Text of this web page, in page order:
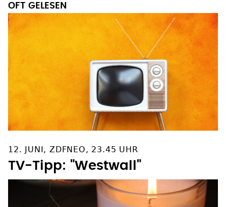
OFT GELESEN
12. JUNI, ZDFNEO, 23.45 UHR
TV-Tipp: "Westwall"